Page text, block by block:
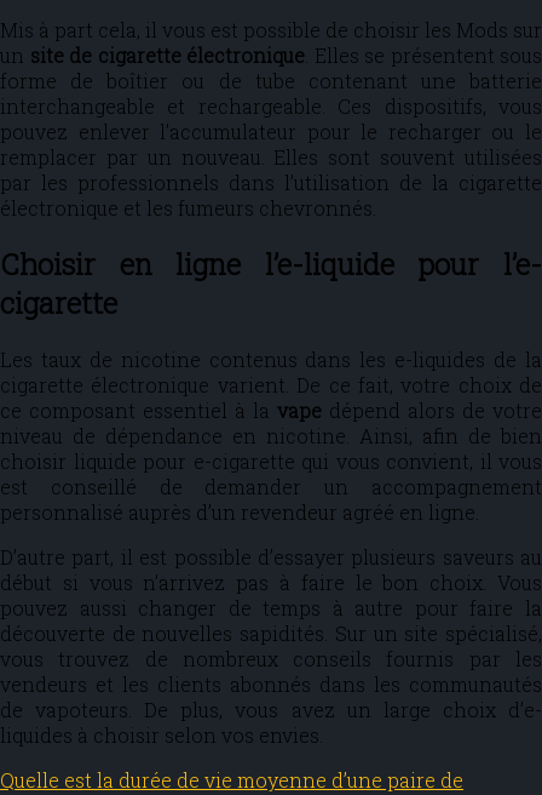
Mis à part cela, il vous est possible de choisir les Mods sur
un site de cigarette électronique. Elles se présentent sous
forme de boîtier ou de tube contenant une batterie
interchangeable et rechargeable. Ces dispositifs, vous
pouvez enlever l’accumulateur pour le recharger ou le
remplacer par un nouveau. Elles sont souvent utilisées
par les professionnels dans l’utilisation de la cigarette
électronique et les fumeurs chevronnés.
Choisir en ligne l’e-liquide pour l’e-
cigarette
Les taux de nicotine contenus dans les e-liquides de la
cigarette électronique varient. De ce fait, votre choix de
ce composant essentiel à la vape dépend alors de votre
niveau de dépendance en nicotine. Ainsi, afin de bien
choisir liquide pour e-cigarette qui vous convient, il vous
est conseillé de demander un accompagnement
personnalisé auprès d’un revendeur agréé en ligne.
D’autre part, il est possible d’essayer plusieurs saveurs au
début si vous n’arrivez pas à faire le bon choix. Vous
pouvez aussi changer de temps à autre pour faire la
découverte de nouvelles sapidités. Sur un site spécialisé,
vous trouvez de nombreux conseils fournis par les
vendeurs et les clients abonnés dans les communautés
de vapoteurs. De plus, vous avez un large choix d’e-
liquides à choisir selon vos envies.
Quelle est la durée de vie moyenne d’une paire de